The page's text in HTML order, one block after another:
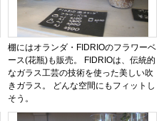
棚にはオランダ・FIDRIOのフラワーベ
ース(花瓶)も販売。 FIDRIOは、伝統的
なガラス工芸の技術を使った美しい吹
きガラス。 どんな空間にもフィットし
そう。